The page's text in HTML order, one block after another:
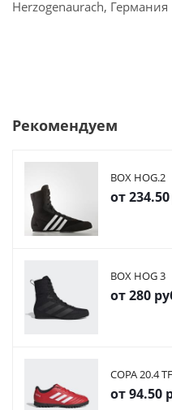
Herzogenaurach, Германия
Рекомендуем
BOX HOG.2
от
BOX HOG 3
от280
COPA 20.4
от94.50